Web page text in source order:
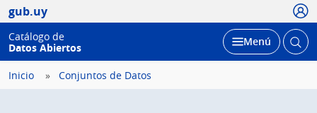
gub.uy
Catálogo de
Datos Abiertos
Desplegar
Menú Abrir
Inicio Conjuntos de Datos